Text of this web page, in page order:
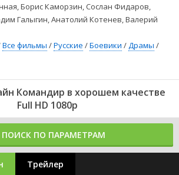
Борис Каморзин, Сослан Фидаров,
Галыгин, Анатолий Котенев, Валерий
Все фильмы /Русские /Боевики /Драмы /
Командир в хорошем качестве
Full HD 1080p
ПОИСК ПО ПАРАМЕТРАМ
Трейлер